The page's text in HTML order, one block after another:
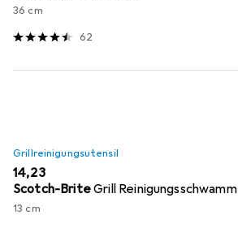
36 cm
62
Grillreinigungsutensil
EUR
14,23
Scotch-BriteGrill Reinigungsschwamm
13 cm